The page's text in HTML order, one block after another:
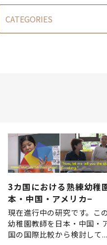
3カ国における熟練幼稚
本・中国・アメリカ−
現在進行中の研究です。こ
幼稚園教師を日本・中国・
国の国際比較から検討して...